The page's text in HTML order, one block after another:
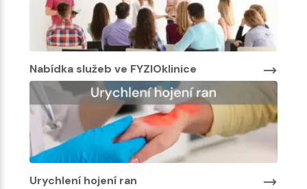
Nabídka služeb ve FYZIOklinice
Urychlení hojení ran